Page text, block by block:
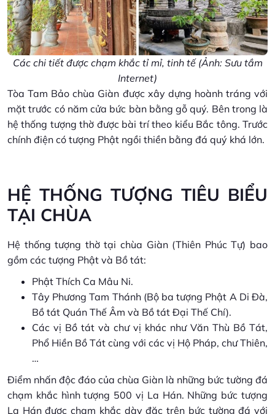
Các chi tiết được chạm khắc tỉ mỉ, tinh tế (Ảnh: Sưu tầm
Internet)
Tòa Tam Bảo chùa Giàn được xây dựng hoành tráng với
mặt trước có năm cửa bức bàn bằng gỗ quý. Bên trong là
hệ thống tượng thờ được bài trí theo kiểu Bắc tông. Trước
chính điện có tượng Phật ngồi thiền bằng đá quý khá lớn.
HỆ THỐNG TƯỢNG TIÊU BIỂU
TẠI CHÙA
Hệ thống tượng thờ tại chùa Giàn (Thiên Phúc Tự) bao
gồm các tượng Phật và Bồ tát:
Phật Thích Ca Mâu Ni.
Tây Phương Tam Thánh (Bộ ba tượng Phật A Di Đà,
Bồ tát Quán Thế Âm và Bồ tát Đại Thế Chí).
Các vị Bồ tát và chư vị khác như Văn Thù Bồ Tát,
Phổ Hiền Bồ Tát cùng với các vị Hộ Pháp, chư Thiên,
…
Điểm nhấn độc đáo của chùa Giàn là những bức tường đá
chạm khắc hình tượng 500 vị La Hán. Những bức tượng
La Hán được chạm khắc dày đặc trên bức tường đá với